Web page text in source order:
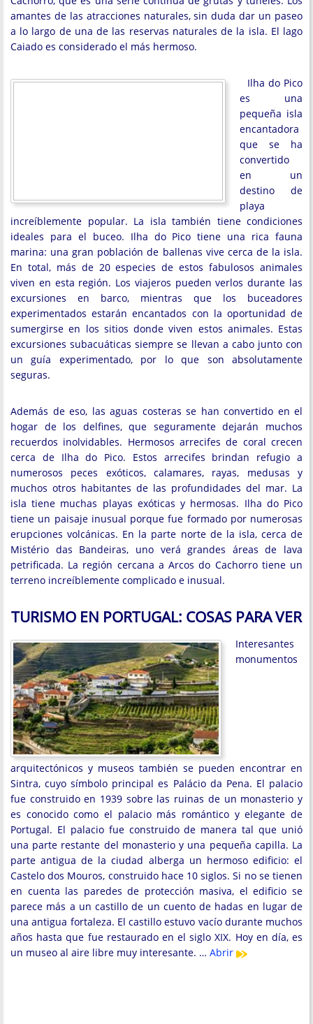
amantes de las atracciones naturales, sin duda dar un paseo
a lo largo de una de las reservas naturales de la isla. El lago
Caiado es considerado el más hermoso.
Ilha do Pico
es una
pequeña isla
encantadora
que se ha
convertido
en un
destino de
playa
increíblemente popular. La isla también tiene condiciones
ideales para el buceo. Ilha do Pico tiene una rica fauna
marina: una gran población de ballenas vive cerca de la isla.
En total, más de 20 especies de estos fabulosos animales
viven en esta región. Los viajeros pueden verlos durante las
excursiones en barco, mientras que los buceadores
experimentados estarán encantados con la oportunidad de
sumergirse en los sitios donde viven estos animales. Estas
excursiones subacuáticas siempre se llevan a cabo junto con
un guía experimentado, por lo que son absolutamente
seguras.
Además de eso, las aguas costeras se han convertido en el
hogar de los delfines, que seguramente dejarán muchos
recuerdos inolvidables. Hermosos arrecifes de coral crecen
cerca de Ilha do Pico. Estos arrecifes brindan refugio a
numerosos peces exóticos, calamares, rayas, medusas y
muchos otros habitantes de las profundidades del mar. La
isla tiene muchas playas exóticas y hermosas. Ilha do Pico
tiene un paisaje inusual porque fue formado por numerosas
erupciones volcánicas. En la parte norte de la isla, cerca de
Mistério das Bandeiras, uno verá grandes áreas de lava
petrificada. La región cercana a Arcos do Cachorro tiene un
terreno increíblemente complicado e inusual.
TURISMO EN PORTUGAL: COSAS PARA VER
Interesantes
monumentos
arquitectónicos y museos también se pueden encontrar en
Sintra, cuyo símbolo principal es Palácio da Pena. El palacio
fue construido en 1939 sobre las ruinas de un monasterio y
es conocido como el palacio más romántico y elegante de
Portugal. El palacio fue construido de manera tal que unió
una parte restante del monasterio y una pequeña capilla. La
parte antigua de la ciudad alberga un hermoso edificio: el
Castelo dos Mouros, construido hace 10 siglos. Si no se tienen
en cuenta las paredes de protección masiva, el edificio se
parece más a un castillo de un cuento de hadas en lugar de
una antigua fortaleza. El castillo estuvo vacío durante muchos
años hasta que fue restaurado en el siglo XIX. Hoy en día, es
un museo al aire libre muy interesante. … Abrir